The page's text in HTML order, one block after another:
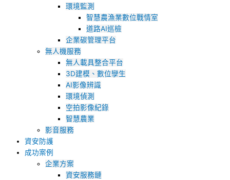
環境監測
智慧農漁業數位戰情室
道路AI巡檢
企業碳管理平台
無人機服務
無人載具整合平台
3D建模、數位孿生
AI影像辨識
環境偵測
空拍影像紀錄
智慧農業
影音服務
資安防護
成功案例
企業方案
資安服務鏈